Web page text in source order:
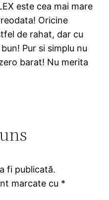
este cea mai mare
Oricine
de rahat, dar cu
Pur si simplu nu
barat! Nu merita
fi publicată.
marcate cu *